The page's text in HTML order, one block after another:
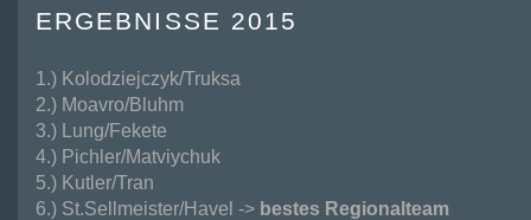
Hobbyturniere
HOBBY Turnier Neudorfer
Vereinsmeisterschaften
Neudorf Challenge
YOUTH TEAM CUP
ERGEBNISSE 2015
1.) Kolodziejczyk/Truksa
2.) Moavro/Bluhm
3.) Lung/Fekete
4.) Pichler/Matviychuk
5.) Kutler/Tran
6.) St.Sellmeister/Havel -> bestes Regionalteam